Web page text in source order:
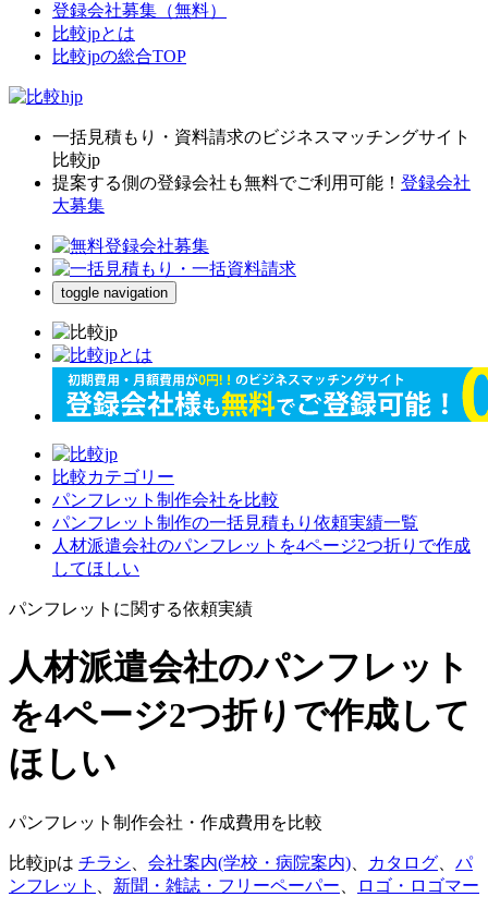
登録会社募集（無料）
比較jpとは
比較jpの総合TOP
一括見積もり・資料請求のビジネスマッチングサイト
比較jp
提案する側の登録会社も無料でご利用可能！ 登録会社
大募集
toggle navigation
比較カテゴリー
パンフレット制作会社を比較
パンフレット制作の一括見積もり依頼実績一覧
人材派遣会社のパンフレットを4ページ2つ折りで作成
してほしい
パンフレットに関する依頼実績
人材派遣会社のパンフレット
を4ページ2つ折りで作成して
ほしい
パンフレット制作会社・作成費用を比較
比較jpは チラシ 会社案内(学校・病院案内) カタログ
パ
ンフレット
新聞・雑誌・フリーペーパー
ロゴ・ロゴマー